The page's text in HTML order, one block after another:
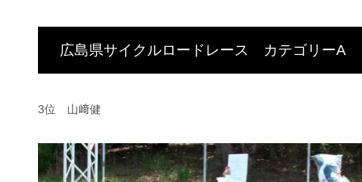
広島県サイクルロードレース カテゴリーA
3位 山﨑健